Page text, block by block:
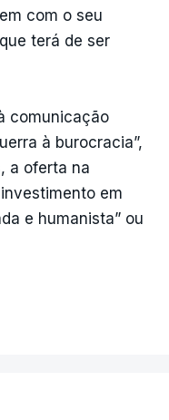
com o seu
terá de ser
comunicação
à burocracia”,
a oferta na
em
e humanista” ou